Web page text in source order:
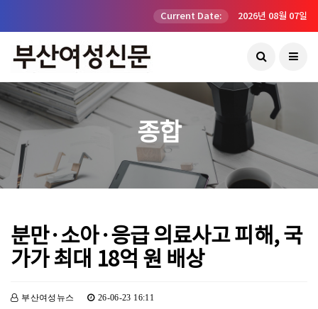
Current Date: 2026년 08월 07일
종합
분만·소아·응급 의료사고 피해, 국
가가 최대 18억 원 배상
부산여성뉴스 26-06-23 16:11